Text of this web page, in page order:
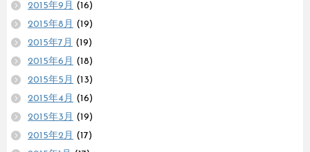
2015年9月 (16)
2015年8月 (19)
2015年7月 (19)
2015年6月 (18)
2015年5月 (13)
2015年4月 (16)
2015年3月 (19)
2015年2月 (17)